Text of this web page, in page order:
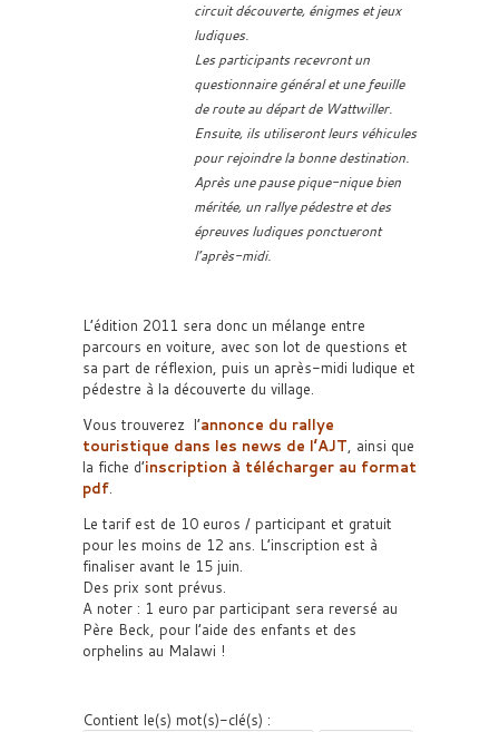
circuit découverte, énigmes et jeux
ludiques.
Les participants recevront un
questionnaire général et une feuille
de route au départ de Wattwiller.
Ensuite, ils utiliseront leurs véhicules
pour rejoindre la bonne destination.
Après une pause pique-nique bien
méritée, un rallye pédestre et des
épreuves ludiques ponctueront
l’après-midi.
L’édition 2011 sera donc un mélange entre
parcours en voiture, avec son lot de questions et
sa part de réflexion, puis un après-midi ludique et
pédestre à la découverte du village.
Vous trouverez l’annonce du rallye
touristique dans les news de l’AJT, ainsi que
la fiche d’inscription à télécharger au format
pdf.
Le tarif est de 10 euros / participant et gratuit
pour les moins de 12 ans. L’inscription est à
finaliser avant le 15 juin.
Des prix sont prévus.
A noter : 1 euro par participant sera reversé au
Père Beck, pour l’aide des enfants et des
orphelins au Malawi !
Contient le(s) mot(s)-clé(s) :